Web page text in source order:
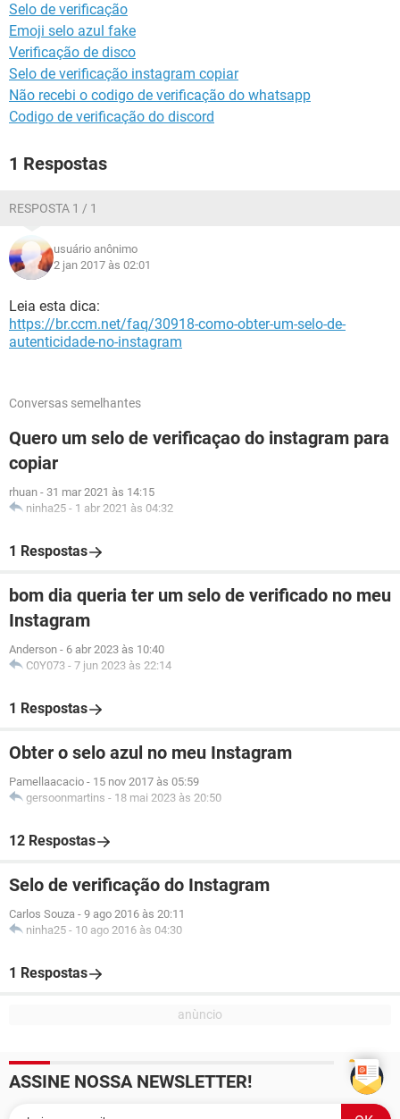
Selo de verificação
Emoji selo azul fake
Verificação de disco
Selo de verificação instagram copiar
Não recebi o codigo de verificação do whatsapp
Codigo de verificação do discord
1 Respostas
RESPOSTA 1 / 1
usuário anônimo
2 jan 2017 às 02:01
Leia esta dica:
https://br.ccm.net/faq/30918-como-obter-um-selo-de-
autenticidade-no-instagram
Conversas semelhantes
Quero um selo de verificaçao do instagram para
copiar
rhuan - 31 mar 2021 às 14:15
ninha25 - 1 abr 2021 às 04:32
1 Respostas
bom dia queria ter um selo de verificado no meu
Instagram
Anderson - 6 abr 2023 às 10:40
C0Y073 - 7 jun 2023 às 22:14
1 Respostas
Obter o selo azul no meu Instagram
Pamellaacacio - 15 nov 2017 às 05:59
gersoonmartins - 18 mai 2023 às 20:50
12 Respostas
Selo de verificação do Instagram
Carlos Souza - 9 ago 2016 às 20:11
ninha25 - 10 ago 2016 às 04:30
1 Respostas
ASSINE NOSSA NEWSLETTER!